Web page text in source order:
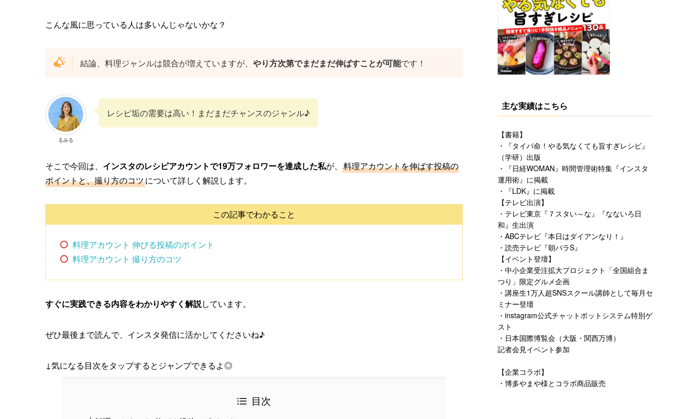
こんな風に思っている人は多いんじゃないかな？
結論、料理ジャンルは競合が増えていますが、 やり方次第でまだまだ伸ばすことが可能です！
るみる
レシピ垢の需要は高い！まだまだチャンスのジャンル♪
そこで今回は、 インスタのレシピアカウントで19万フォロワーを達成した私が、 料理アカウントを伸ばす投稿の
ポイントと、撮り方のコツについて詳しく解説します。
この記事でわかること
料理アカウント 伸びる投稿のポイント
料理アカウント 撮り方のコツ
すぐに実践できる内容をわかりやすく解説しています。
ぜひ最後まで読んで、インスタ発信に活かしてくださいね♪
↓気になる目次をタップするとジャンプできるよ◎
目次
主な実績はこちら
【書籍】
・『タイパ命！やる気なくても旨すぎレシピ』
（学研） 出版
・『日経WOMAN』時間管理術特集『インスタ
運用術』に掲載
・『LDK』に掲載
【テレビ出演】
・テレビ東京『７スタい～な』『なないろ日
和』生出演
・ABCテレビ『本日はダイアンなり！』
・読売テレビ『朝パラS』
【イベント登壇】
・中小企業受注拡大プロジェクト「全国組合ま
つり」 限定グルメ企画
・講座生1万人超SNSスクール講師として毎月セ
ミナー登壇
・instagram公式チャットボットシステム特別ゲ
スト
・日本国際博覧会（大阪・関西万博）
記者会見イベント参加
【企業コラボ】
・博多やまや様とコラボ商品販売